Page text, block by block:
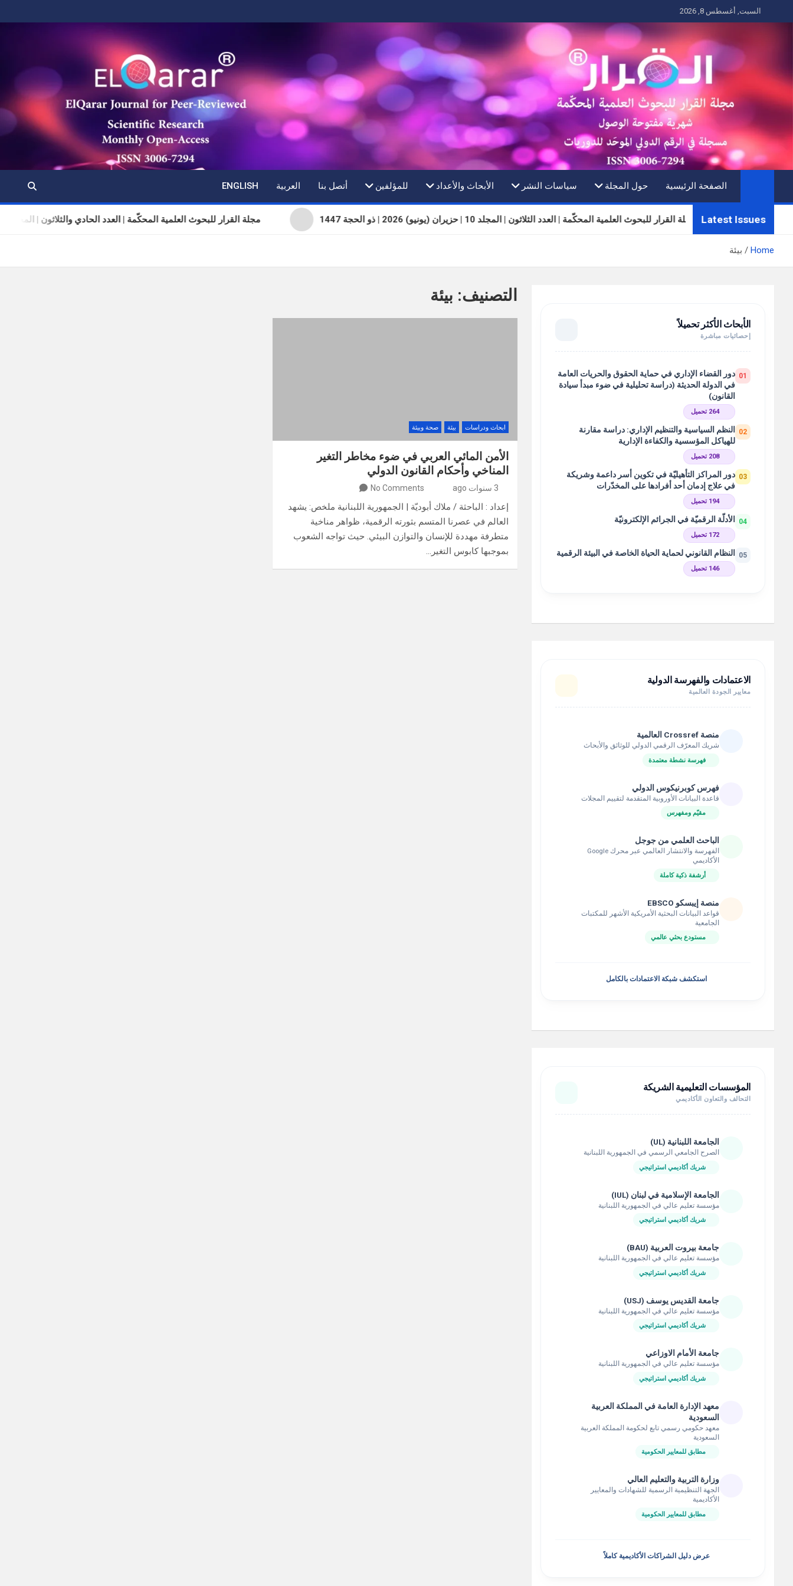
to
السبت, أغسطس 8, 2026
الصفحة الرئيسية حول المجلة سياسات النشر الأبحاث والأعداد للمؤلفين أتصل بنا العربية ENGLISH
Latest Issues مجلة القرار للبحوث العلمية المحكّمة | العدد الحادي والثلاثون | المجلد 11 | تموز (يوليو) مجلة القرار للبحوث العلمية المحكّمة | العدد الثلاثون | المجلد 10 | حزيران (يونيو) 2026 | ذو الحجة 1447
Home بيئة
التصنيف: بيئة
ابحاث ودراسات بيئة صحة وبيئة
الأمن المائي العربي في ضوء مخاطر التغير
المناخي وأحكام القانون الدولي
3 سنوات ago No Comments
إعداد : الباحثة / ملاك أبوديّة | الجمهورية اللبنانية ملخص: يشهد
العالم في عصرنا المتسم بثورته الرقمية، ظواهر مناخية
متطرفة مهددة للإنسان والتوازن البيئي. حيث تواجه الشعوب
بموجبها كابوس التغير…
الأبحاث الأكثر تحميلاً
إحصائيات مباشرة
01 دور القضاء الإداري في حماية الحقوق والحريات العامة
في الدولة الحديثة (دراسة تحليلية في ضوء مبدأ سيادة
القانون)
264 تحميل
02
النظم السياسية والتنظيم الإداري: دراسة مقارنة
للهياكل المؤسسية والكفاءة الإدارية
208 تحميل
03 دور المراكز التأهيليّة في تكوين أسر داعمة وشريكة
في علاج إدمان أحد أفرادها على المخدّرات
194 تحميل
04 الأدلّة الرقميّة في الجرائم الإلكترونيّة
172 تحميل
05 النظام القانوني لحماية الحياة الخاصة في البيئة الرقمية
146 تحميل
الاعتمادات والفهرسة الدولية
معايير الجودة العالمية
منصة Crossref العالمية
شريك المعرّف الرقمي الدولي للوثائق والأبحاث
فهرسة نشطة معتمدة
فهرس كوبرنيكوس الدولي
قاعدة البيانات الأوروبية المتقدمة لتقييم المجلات
مقيّم ومفهرس
الباحث العلمي من جوجل
الفهرسة والانتشار العالمي عبر محرك Google
الأكاديمي
أرشفة ذكية كاملة
منصة إيبسكو EBSCO
قواعد البيانات البحثية الأمريكية الأشهر للمكتبات
الجامعية
مستودع بحثي عالمي
استكشف شبكة الاعتمادات بالكامل
المؤسسات التعليمية الشريكة
التحالف والتعاون الأكاديمي
الجامعة اللبنانية (UL)
الصرح الجامعي الرسمي في الجمهورية اللبنانية
شريك أكاديمي استراتيجي
الجامعة الإسلامية في لبنان (IUL)
مؤسسة تعليم عالي في الجمهورية اللبنانية
شريك أكاديمي استراتيجي
جامعة بيروت العربية (BAU)
مؤسسة تعليم عالي في الجمهورية اللبنانية
شريك أكاديمي استراتيجي
جامعة القديس يوسف (USJ)
مؤسسة تعليم عالي في الجمهورية اللبنانية
شريك أكاديمي استراتيجي
جامعة الأمام الاوزاعي
مؤسسة تعليم عالي في الجمهورية اللبنانية
شريك أكاديمي استراتيجي
معهد الإدارة العامة في المملكة العربية
السعودية
معهد حكومي رسمي تابع لحكومة المملكة العربية
السعودية
مطابق للمعايير الحكومية
وزارة التربية والتعليم العالي
الجهة التنظيمية الرسمية للشهادات والمعايير
الأكاديمية
مطابق للمعايير الحكومية
عرض دليل الشراكات الأكاديمية كاملاً